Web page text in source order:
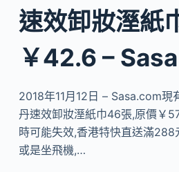
速效卸妝溼紙
￥42.6 –
2018年11月12日 – Sasa.com
丹速效卸妝溼紙巾46張,原價￥
時可能失效,香港特快直送滿
或是坐飛機,…